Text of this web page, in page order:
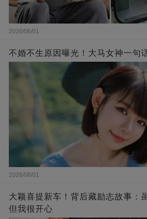
2026/06/01
不婚不生原因曝光！大马女神一句
2026/06/01
大颖喜提新车！背后藏励志故事：
但我很开心